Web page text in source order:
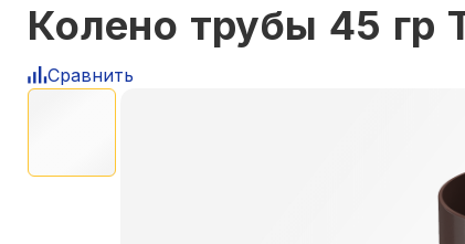
Колено трубы 45 гр
Сравнить